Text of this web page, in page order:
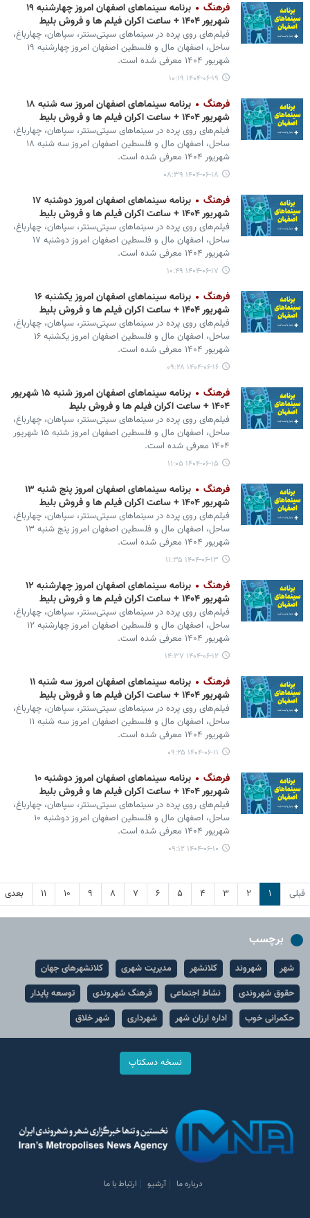
فرهنگ
برنامه سینماهای اصفهان امروز چهارشنبه ۱۹
شهریور ۱۴۰۴ + ساعت اکران فیلم ها و فروش بلیط
فیلم‌های روی پرده در سینماهای سیتی‌سنتر، سپاهان، چهارباغ،
ساحل، اصفهان مال و فلسطین اصفهان امروز چهارشنبه ۱۹
شهریور ۱۴۰۴ معرفی شده است.
۱۴۰۴-۰۶-۱۹ ۱۰:۱۹
فرهنگ
برنامه سینماهای اصفهان امروز سه شنبه ۱۸
شهریور ۱۴۰۴ + ساعت اکران فیلم ها و فروش بلیط
فیلم‌های روی پرده در سینماهای سیتی‌سنتر، سپاهان، چهارباغ،
ساحل، اصفهان مال و فلسطین اصفهان امروز سه شنبه ۱۸
شهریور ۱۴۰۴ معرفی شده است.
۱۴۰۴-۰۶-۱۸ ۰۸:۳۹
فرهنگ
برنامه سینماهای اصفهان امروز دوشنبه ۱۷
شهریور ۱۴۰۴ + ساعت اکران فیلم ها و فروش بلیط
فیلم‌های روی پرده در سینماهای سیتی‌سنتر، سپاهان، چهارباغ،
ساحل، اصفهان مال و فلسطین اصفهان امروز دوشنبه ۱۷
شهریور ۱۴۰۴ معرفی شده است.
۱۴۰۴-۰۶-۱۷ ۱۰:۴۹
فرهنگ
برنامه سینماهای اصفهان امروز یکشنبه ۱۶
شهریور ۱۴۰۴ + ساعت اکران فیلم ها و فروش بلیط
فیلم‌های روی پرده در سینماهای سیتی‌سنتر، سپاهان، چهارباغ،
ساحل، اصفهان مال و فلسطین اصفهان امروز یکشنبه ۱۶
شهریور ۱۴۰۴ معرفی شده است.
۱۴۰۴-۰۶-۱۶ ۰۹:۲۸
فرهنگ
برنامه سینماهای اصفهان امروز شنبه ۱۵ شهریور
۱۴۰۴ + ساعت اکران فیلم ها و فروش بلیط
فیلم‌های روی پرده در سینماهای سیتی‌سنتر، سپاهان، چهارباغ،
ساحل، اصفهان مال و فلسطین اصفهان امروز شنبه ۱۵ شهریور
۱۴۰۴ معرفی شده است.
۱۴۰۴-۰۶-۱۵ ۱۱:۰۵
فرهنگ
برنامه سینماهای اصفهان امروز پنج شنبه ۱۳
شهریور ۱۴۰۴ + ساعت اکران فیلم ها و فروش بلیط
فیلم‌های روی پرده در سینماهای سیتی‌سنتر، سپاهان، چهارباغ،
ساحل، اصفهان مال و فلسطین اصفهان امروز پنج شنبه ۱۳
شهریور ۱۴۰۴ معرفی شده است.
۱۴۰۴-۰۶-۱۳ ۱۱:۳۵
فرهنگ
برنامه سینماهای اصفهان امروز چهارشنبه ۱۲
شهریور ۱۴۰۴ + ساعت اکران فیلم ها و فروش بلیط
فیلم‌های روی پرده در سینماهای سیتی‌سنتر، سپاهان، چهارباغ،
ساحل، اصفهان مال و فلسطین اصفهان امروز چهارشنبه ۱۲
شهریور ۱۴۰۴ معرفی شده است.
۱۴۰۴-۰۶-۱۲ ۱۴:۳۷
فرهنگ
برنامه سینماهای اصفهان امروز سه‌ شنبه ۱۱
شهریور ۱۴۰۴ + ساعت اکران فیلم ها و فروش بلیط
فیلم‌های روی پرده در سینماهای سیتی‌سنتر، سپاهان، چهارباغ،
ساحل، اصفهان مال و فلسطین اصفهان امروز سه شنبه ۱۱
شهریور ۱۴۰۴ معرفی شده است.
۱۴۰۴-۰۶-۱۱ ۰۹:۲۵
فرهنگ
برنامه سینماهای اصفهان امروز دوشنبه ۱۰
شهریور ۱۴۰۴ + ساعت اکران فیلم ها و فروش بلیط
فیلم‌های روی پرده در سینماهای سیتی‌سنتر، سپاهان، چهارباغ،
ساحل، اصفهان مال و فلسطین اصفهان امروز دوشنبه ۱۰
شهریور ۱۴۰۴ معرفی شده است.
۱۴۰۴-۰۶-۱۰ ۰۹:۱۲
قبلی ۱ ۲ ۳ ۴ ۵ ۶ ۷ ۸ ۹ ۱۰ ۱۱ بعدی
برچسب
شهر شهروند کلانشهر مدیریت شهری
کلانشهرهای جهان
حقوق شهروندی
نشاط اجتماعی فرهنگ شهروندی
توسعه پایدار
حکمرانی خوب
اداره ارزان شهر شهرداری شهر خلاق
نسخه دسکتاپ
درباره ما آرشیو ارتباط با ما